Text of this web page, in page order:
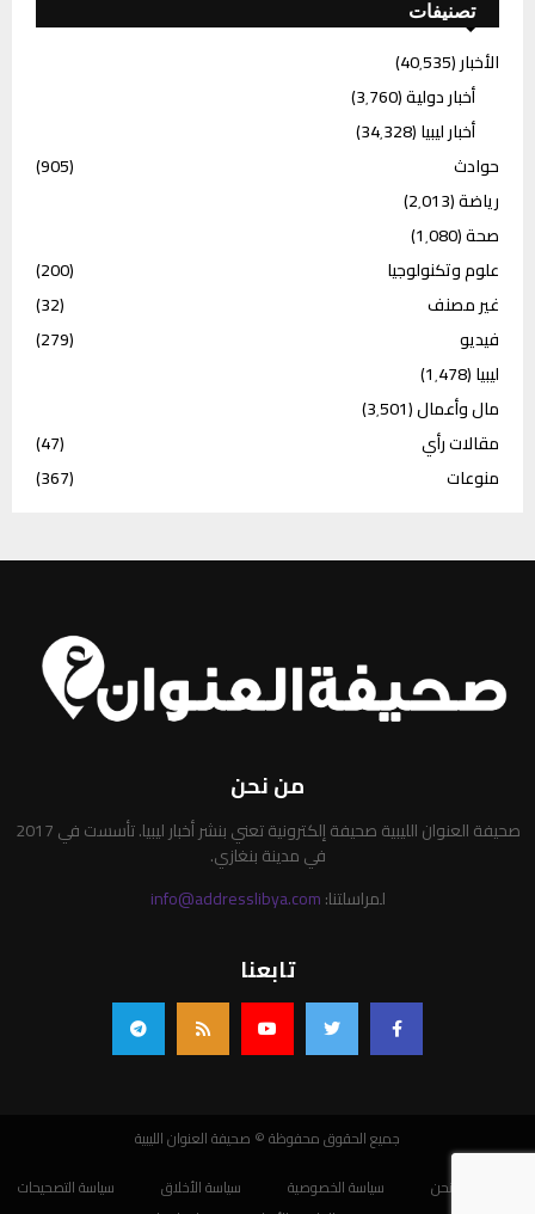
تصنيفات
الأخبار(40٬535)
أخبار دولية(3٬760)
أخبار ليبيا(34٬328)
حوادث
(905)
رياضة(2٬013)
صحة(1٬080)
علوم وتكنولوجيا
(200)
غير مصنف
(32)
فيديو
(279)
ليبيا(1٬478)
مال وأعمال(3٬501)
مقالات رأي
(47)
منوعات
(367)
من نحن
صحيفة العنوان الليبية صحيفة إلكترونية تعني بنشر أخبار ليبيا. تأسست في 2017
في مدينة بنغازي.
لمراسلتنا:info@addresslibya.com
تابعنا
جميع الحقوق محفوظة © صحيفة العنوان الليبية
من نحن
سياسة الخصوصية سياسة الأخلاق
سياسة التصحيحات